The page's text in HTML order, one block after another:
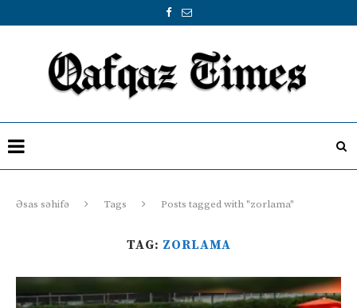
Əsas səhifə Tags Posts tagged with "zorlama"
TAG: ZORLAMA